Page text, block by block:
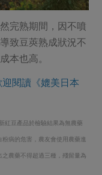
完熟期間，因不噴
致豆莢熟成狀況不
本也高。
閱讀《媲美日本
紅豆產品於檢驗結果為無農藥
病的危害，農友會使用農藥進
農藥不得超過三種，殘留量為